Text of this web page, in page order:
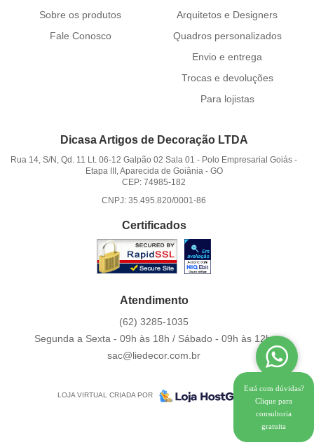
Sobre os produtos
Fale Conosco
Arquitetos e Designers
Quadros personalizados
Envio e entrega
Trocas e devoluções
Para lojistas
Dicasa Artigos de Decoração LTDA
Rua 14, S/N, Qd. 11 Lt. 06-12 Galpão 02 Sala 01 - Polo Empresarial Goiás -
Etapa III, Aparecida de Goiânia- GO
CEP: 74985-182
CNPJ: 35.495.820/0001-86
Certificados
Atendimento
(62) 3285-1035
Segunda a Sexta - 09h às 18h / Sábado - 09h às 12h.
sac@liedecor.com.br
LOJA VIRTUAL CRIADA POR
Está com dúvidas?
Clique para
consultoria
gratuita